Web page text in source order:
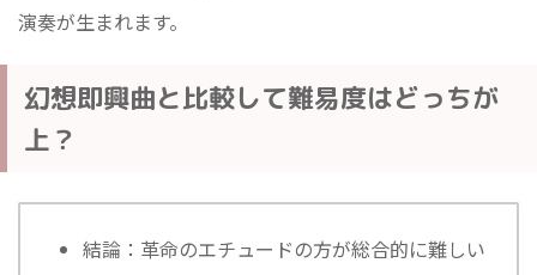
演奏が生まれます。
幻想即興曲と比較して難易度はどっちが
上？
結論：革命のエチュードの方が総合的に難しい